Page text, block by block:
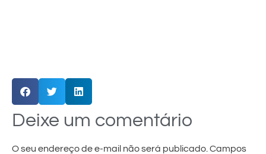
Deixe um comentário
O seu endereço de e-mail não será publicado. Campos